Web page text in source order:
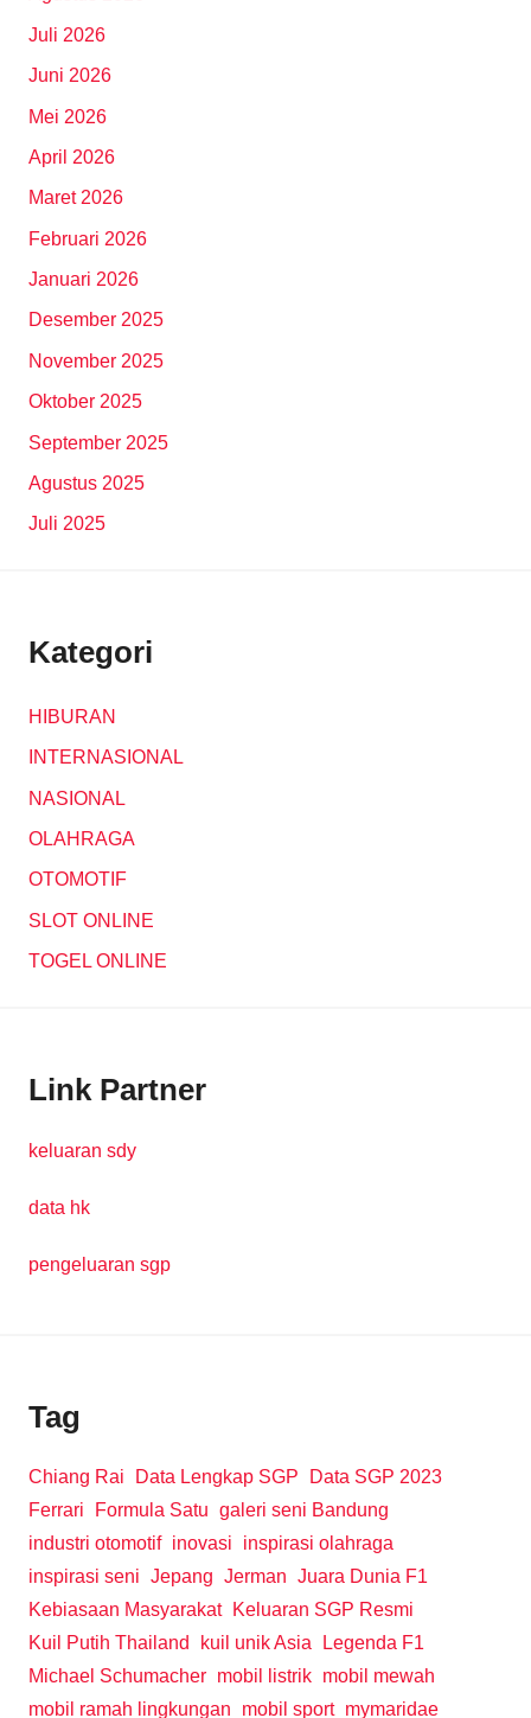
Juli 2026
Juni 2026
Mei 2026
April 2026
Maret 2026
Februari 2026
Januari 2026
Desember 2025
November 2025
Oktober 2025
September 2025
Agustus 2025
Juli 2025
Kategori
HIBURAN
INTERNASIONAL
NASIONAL
OLAHRAGA
OTOMOTIF
SLOT ONLINE
TOGEL ONLINE
Link Partner
keluaran sdy
data hk
pengeluaran sgp
Tag
Chiang Rai Data Lengkap SGP
Data SGP 2023
Ferrari
Formula Satu galeri seni Bandung
industri otomotif inovasi
inspirasi olahraga
inspirasi seni Jepang Jerman Juara Dunia F1
Kebiasaan Masyarakat
Keluaran SGP Resmi
Kuil Putih Thailand
kuil unik Asia
Legenda F1
Michael Schumacher mobil listrik mobil mewah
mobil ramah lingkungan
mobil sport mymaridae